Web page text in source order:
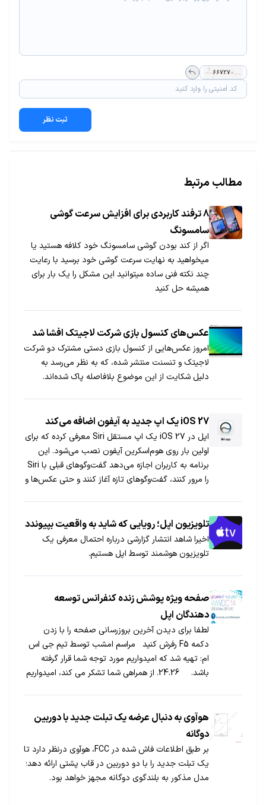
ثبت نظر
مطالب مرتبط
8 ترفند کاربردی برای افزایش سرعت گوشی
سامسونگ
اگر از کند بودن گوشی سامسونگ خود کلافه هستید یا
میخواهید به نهایت سرعت گوشی خود برسید با رعایت
چند نکته فنی ساده میتوانید این مشکل را یک بار برای
همیشه حل کنید
عکس‌های کنسول بازی شرکت لاجیتک افشا شد
امروز عکس‌هایی از کنسول بازی دستی مشترک دو شرکت
لاجیتک و تنسنت منتشر شده، که به نظر می‌رسد به
دلیل شکایت از این موضوع بلافاصله پاک شده‌اند.
iOS 27 یک اپ جدید به آیفون اضافه می‌کند
اپل در iOS 27 یک اپ مستقل Siri معرفی کرده که برای
اولین بار روی هوم‌اسکرین آیفون نصب می‌شود. این
برنامه به کاربران اجازه می‌دهد گفت‌وگوهای قبلی با Siri
را مرور کنند، گفت‌وگوهای تازه آغاز کنند و حتی عکس‌ها و
می‌شود.
تلویزیون اپل؛ رویایی که شاید به واقعیت بپیوندد
اخیرا شاهد انتشار گزارشی درباره احتمال معرفی یک
تلویزیون هوشمند توسط اپل هستیم.
صفحه ویژه پوشش زنده کنفرانس توسعه
دهندگان اپل
لطفا برای دیدن آخرین بروزرسانی صفحه را با زدن
دکمه F5 رفرش کنید مراسم امشب توسط تیم جی اس
ام: تهیه شد که امیدواریم مورد توجه شما قرار گرفته
باشد. 24.26. از همراهی شما تشکر می کند، امیدواریم
هوآوی به دنبال عرضه یک تبلت جدید با دوربین
دوگانه
بر طبق اطلاعات فاش شده در FCC، هوآوی درنظر دارد تا
یک تبلت جدید را با دو دوربین در قاب پشتی ارائه دهد؛
مدل مذکور به بلندگوی دوگانه مجهز خواهد بود.